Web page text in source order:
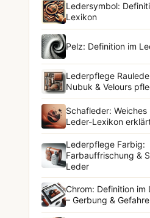
Ledersymbol:
Lexikon
Pelz: Definition im
Lederpflege
Nubuk & Velours
Schafleder: Weiches
Leder-Lexikon
Lederpflege Farbig:
Farbauffrischung &
Leder
Chrom: Definition im
– Gerbung &